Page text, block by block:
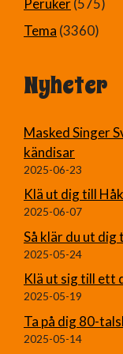
Peruker(575)
Tema (3360)
Nyheter
Masked Singer
kändisar
2025-06-23
Klä ut dig till
2025-06-07
Så klär du ut dig
2025-05-24
Klä ut sig till ett
2025-05-19
Ta på dig 80-
2025-05-14